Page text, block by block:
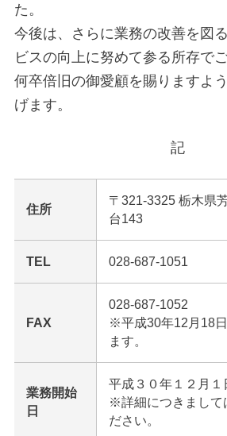
た。
今後は、さらに業務の改善を図
ビスの向上に努めて参る所存で
何卒倍旧の御愛顧を賜りますよ
げます。
記
住所
〒321-3325 栃木県
台143
TEL 028-687-1051
FAX
028-687-1052
※平成30年12月18
ます。
業務開始
日
平成３０年１２月１
※詳細につきまして
ださい。